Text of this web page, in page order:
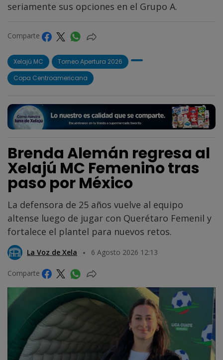
seriamente sus opciones en el Grupo A.
Comparte
Xelajú MC
Torneo Apertura 2026
Copa Centroamericana
Brenda Alemán regresa al
Xelajú MC Femenino tras
paso por México
La defensora de 25 años vuelve al equipo
altense luego de jugar con Querétaro Femenil y
fortalece el plantel para nuevos retos.
La Voz de Xela 6 Agosto 2026 12:13
Comparte